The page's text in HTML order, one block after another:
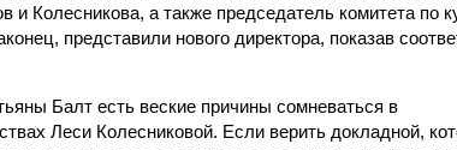
и Колесникова, а также председатель комитета по
представили нового директора, показав
Балт есть веские причины сомневаться в
Леси Колесниковой. Если верить докладной,